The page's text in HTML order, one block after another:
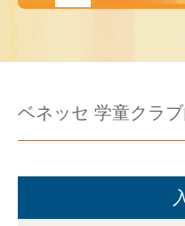
ベネッセ 学童クラ